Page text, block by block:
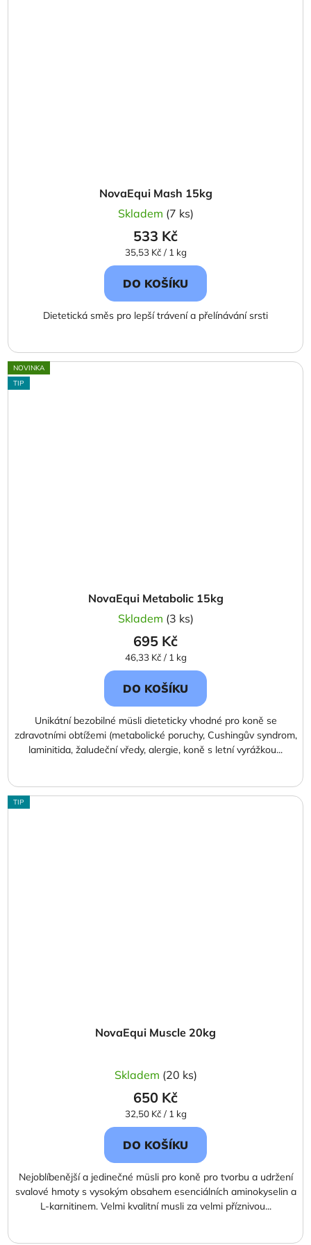
NovaEqui Mash 15kg
Skladem (7 ks)
533 Kč
Měrná
cena:
35,53 Kč / 1 kg
DO KOŠÍKU
Dietetická směs pro lepší trávení a přelínávání srsti
NOVINKA
TIP
NovaEqui Metabolic 15kg
Skladem (3 ks)
695 Kč
Měrná
cena:
46,33 Kč / 1 kg
DO KOŠÍKU
Unikátní bezobilné müsli dieteticky vhodné pro koně se
zdravotními obtížemi (metabolické poruchy, Cushingův syndrom,
laminitida, žaludeční vředy, alergie, koně s letní vyrážkou...
TIP
NovaEqui Muscle 20kg
hodnocení
produktu
je
z
5
hvězdiček.
Skladem (20 ks)
650 Kč
Měrná
cena:
32,50 Kč / 1 kg
DO KOŠÍKU
Nejoblíbenější a jedinečné müsli pro koně pro tvorbu a udržení
svalové hmoty s vysokým obsahem esenciálních aminokyselin a
L-karnitinem. Velmi kvalitní musli za velmi příznivou...